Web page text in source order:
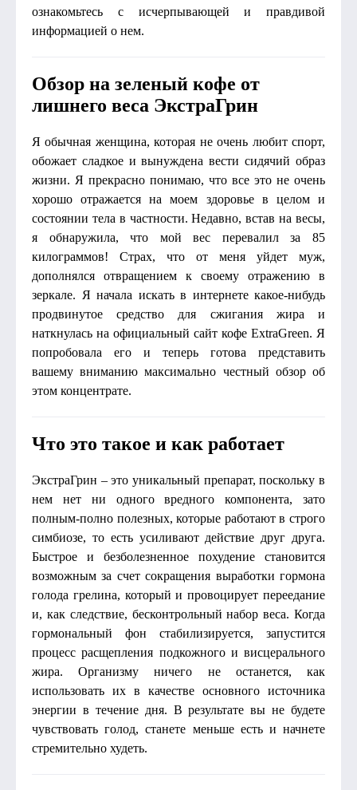
ознакомьтесь с исчерпывающей и правдивой
информацией о нем.
Обзор на зеленый кофе от
лишнего веса ЭкстраГрин
Я обычная женщина, которая не очень любит спорт,
обожает сладкое и вынуждена вести сидячий образ
жизни. Я прекрасно понимаю, что все это не очень
хорошо отражается на моем здоровье в целом и
состоянии тела в частности. Недавно, встав на весы,
я обнаружила, что мой вес перевалил за 85
килограммов! Страх, что от меня уйдет муж,
дополнялся отвращением к своему отражению в
зеркале. Я начала искать в интернете какое-нибудь
продвинутое средство для сжигания жира и
наткнулась на официальный сайт кофе ExtraGreen. Я
попробовала его и теперь готова представить
вашему вниманию максимально честный обзор об
этом концентрате.
Что это такое и как работает
ЭкстраГрин – это уникальный препарат, поскольку в
нем нет ни одного вредного компонента, зато
полным-полно полезных, которые работают в строго
симбиозе, то есть усиливают действие друг друга.
Быстрое и безболезненное похудение становится
возможным за счет сокращения выработки гормона
голода грелина, который и провоцирует переедание
и, как следствие, бесконтрольный набор веса. Когда
гормональный фон стабилизируется, запустится
процесс расщепления подкожного и висцерального
жира. Организму ничего не останется, как
использовать их в качестве основного источника
энергии в течение дня. В результате вы не будете
чувствовать голод, станете меньше есть и начнете
стремительно худеть.